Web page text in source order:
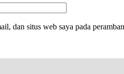
dan situs web saya pada